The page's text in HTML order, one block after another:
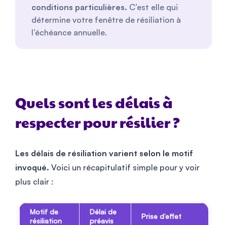
conditions particulières. C’est elle qui
détermine votre fenêtre de résiliation à
l’échéance annuelle.
Quels sont les délais à
respecter pour résilier ?
Les délais de résiliation varient selon le motif
invoqué. Voici un récapitulatif simple pour y voir
plus clair :
Motif de
résiliation
Délai de
préavis
Prise d’effet